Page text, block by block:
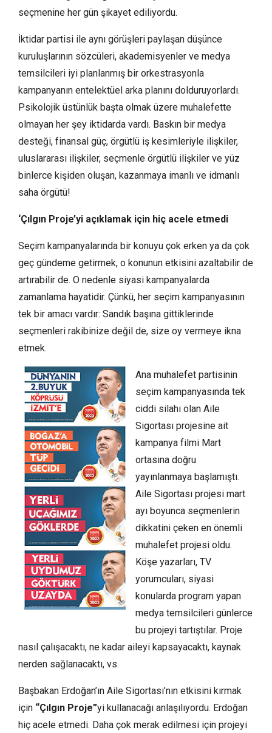
seçmenine her gün şikayet ediliyordu.
İktidar partisi ile aynı görüşleri paylaşan düşünce
kuruluşlarının sözcüleri, akademisyenler ve medya
temsilcileri iyi planlanmış bir orkestrasyonla
kampanyanın entelektüel arka planını dolduruyorlardı.
Psikolojik üstünlük başta olmak üzere muhalefette
olmayan her şey iktidarda vardı. Baskın bir medya
desteği, finansal güç, örgütlü iş kesimleriyle ilişkiler,
uluslararası ilişkiler, seçmenle örgütlü ilişkiler ve yüz
binlerce kişiden oluşan, kazanmaya imanlı ve idmanlı
saha örgütü!
‘Çılgın Proje’yi açıklamak için hiç acele etmedi
Seçim kampanyalarında bir konuyu çok erken ya da çok
geç gündeme getirmek, o konunun etkisini azaltabilir de
artırabilir de. O nedenle siyasi kampanyalarda
zamanlama hayatidir. Çünkü, her seçim kampanyasının
tek bir amacı vardır: Sandık başına gittiklerinde
seçmenleri rakibinize değil de, size oy vermeye ikna
etmek.
Ana muhalefet partisinin
seçim kampanyasında tek
ciddi silahı olan Aile
Sigortası projesine ait
kampanya filmi Mart
ortasına doğru
yayınlanmaya başlamıştı.
Aile Sigortası projesi mart
ayı boyunca seçmenlerin
dikkatini çeken en önemli
muhalefet projesi oldu.
Köşe yazarları, TV
yorumcuları, siyasi
konularda program yapan
medya temsilcileri günlerce
bu projeyi tartıştılar. Proje
nasıl çalışacaktı, ne kadar aileyi kapsayacaktı, kaynak
nerden sağlanacaktı, vs.
Başbakan Erdoğan’ın Aile Sigortası’nın etkisini kırmak
için “Çılgın Proje”yi kullanacağı anlaşılıyordu. Erdoğan
hiç acele etmedi. Daha çok merak edilmesi için projeyi